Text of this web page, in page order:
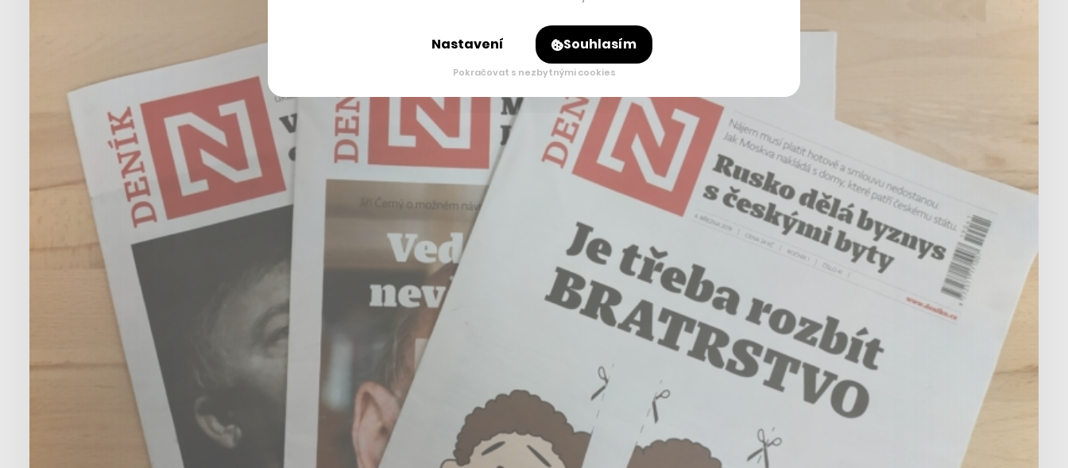
Nastavení Souhlasím
Pokračovat s nezbytnými cookies